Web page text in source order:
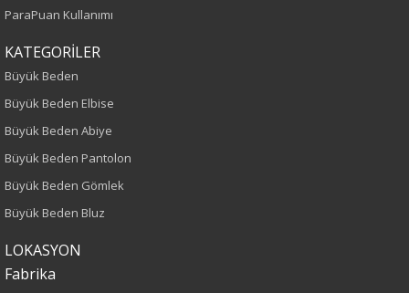
Kalıp
Büyük Beden
Boy
75
Örme
ParaPuan Kullanımı
KATEGORİLER
Büyük Beden
Büyük Beden Elbise
Büyük Beden Abiye
Büyük Beden Pantolon
Büyük Beden Gömlek
Büyük Beden Bluz
LOKASYON
Fabrika